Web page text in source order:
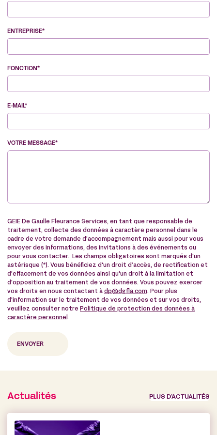
ENTREPRISE*
FONCTION*
E-MAIL*
VOTRE MESSAGE*
GEIE De Gaulle Fleurance Services, en tant que responsable de
traitement, collecte des données à caractère personnel dans le
cadre de votre demande d’accompagnement mais aussi pour vous
envoyer des informations, des invitations à des événements ou
pour vous contacter. Les champs obligatoires sont marqués d'un
astérisque (*). Vous bénéficiez d'un droit d’accès, de rectification et
d’effacement de vos données ainsi qu'un droit à la limitation et
d'opposition au traitement de vos données. Vous pouvez exercer
vos droits en nous contactant à dp@dgfla.com. Pour plus
d'information sur le traitement de vos données et sur vos droits,
veuillez consulter notre Politique de protection des données à
caractère personnel .
Actualités PLUS D’ACTUALITÉS